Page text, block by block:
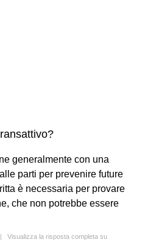
generalmente con una
parti per prevenire future
è necessaria per provare
che non potrebbe essere
Visualizza la risposta completa su